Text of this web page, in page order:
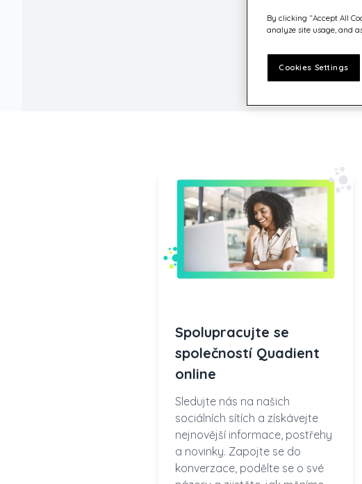
Spolupracujte se
společností Quadient
online
Sledujte nás na našich
sociálních sítích a získávejte
nejnovější informace, postřehy
a novinky. Zapojte se do
konverzace, podělte se o své
By clicking “Accept All
analyze site usage, and
Cookies Settings